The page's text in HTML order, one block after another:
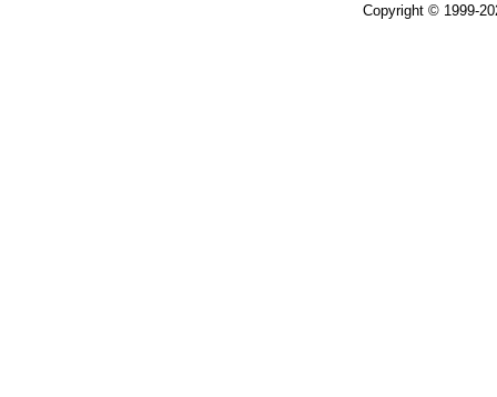
Copyright © 1999-